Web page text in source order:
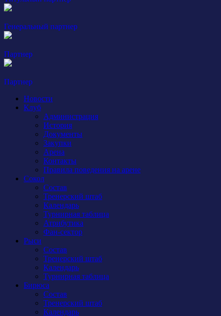
Генеральный партнер
Партнер
Партнер
Новости
Клуб
Администрация
История
Документы
Закупки
Арена
Контакты
Правила поведения на арене
Сокол
Состав
Тренерский штаб
Календарь
Турнирная таблица
Атрибутика
Фан-сектор
Рыси
Состав
Тренерский штаб
Календарь
Турнирная таблица
Бирюса
Состав
Тренерский штаб
Календарь